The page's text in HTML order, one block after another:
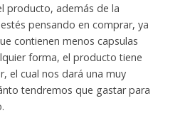
producto, además de la
pensando en comprar, ya
contienen menos capsulas
forma, el producto tiene
el cual nos dará una muy
tendremos que gastar para